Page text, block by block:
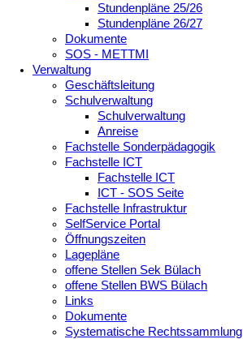
Stundenpläne 25/26
Stundenpläne 26/27
Dokumente
SOS - METTMI
Verwaltung
Geschäftsleitung
Schulverwaltung
Schulverwaltung
Anreise
Fachstelle Sonderpädagogik
Fachstelle ICT
Fachstelle ICT
ICT - SOS Seite
Fachstelle Infrastruktur
SelfService Portal
Öffnungszeiten
Lagepläne
offene Stellen Sek Bülach
offene Stellen BWS Bülach
Links
Dokumente
Systematische Rechtssammlung